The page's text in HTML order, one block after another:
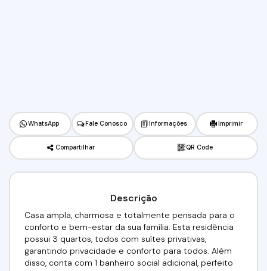
WhatsApp Fale Conosco Informações Imprimir
Compartilhar QR Code
Descrição
Casa ampla, charmosa e totalmente pensada para o
conforto e bem-estar da sua família. Esta residência
possui 3 quartos, todos com suítes privativas,
garantindo privacidade e conforto para todos. Além
disso, conta com 1 banheiro social adicional, perfeito